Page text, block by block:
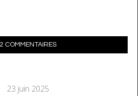
2 COMMENTAIRES
23 juin 2025